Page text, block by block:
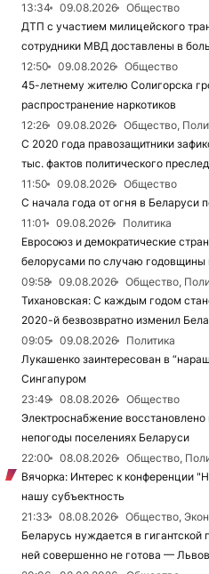
13:34
09.08.2026
Общество
ДТП с участием милицейского
сотрудники МВД доставлены в
12:50
09.08.2026
Общество
45-летнему жителю Солигорска
распространение наркотиков
12:26
09.08.2026
Общество,
С 2020 года правозащитники
тыс. фактов политического
11:50
09.08.2026
Общество
С начала года от огня в Беларуси
11:01
09.08.2026
Политика
Евросоюз и демократические
белорусами по случаю
09:58
09.08.2026
Общество,
Тихановская: С каждым годом
2020-й безвозвратно изменил
09:05
09.08.2026
Политика
Лукашенко заинтересован в
Сингапуром
23:49
08.08.2026
Общество
Электроснабжение восстановлено
непогоды поселениях Беларуси
22:00
08.08.2026
Общество,
Вячорка: Интерес к конференции
нашу субъектность
21:33
08.08.2026
Общество,
Беларусь нуждается в гигантской
ней совершенно не готова —